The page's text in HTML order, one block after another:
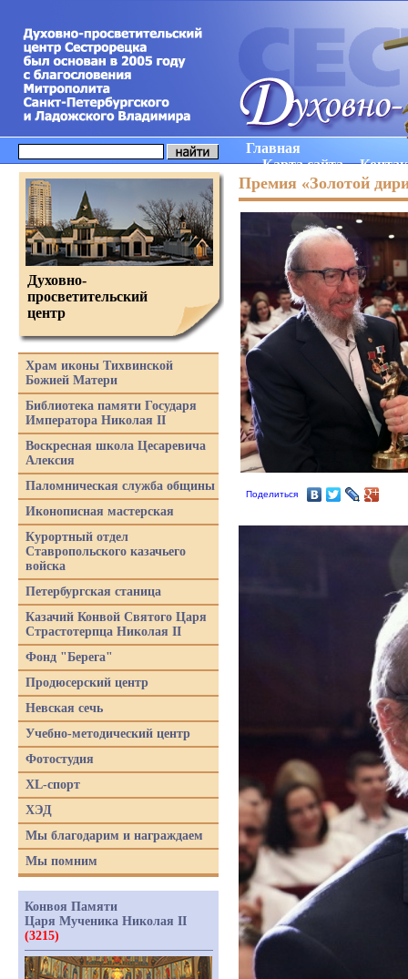
Главная
Карта сайта
Премия «Золотой
Поделиться
Духовно-
просветительский
центр
Храм иконы Тихвинской
Божией Матери
Библиотека памяти Государя
Императора Николая II
Воскресная школа Цесаревича
Алексия
Паломническая служба общины
Иконописная мастерская
Курортный отдел
Ставропольского казачьего
войска
Петербургская станица
Казачий Конвой Святого Царя
Страстотерпца Николая II
Фонд "Берега"
Продюсерский центр
Невская сечь
Учебно-методический центр
Фотостудия
XL-спорт
ХЭД
Мы благодарим и награждаем
Мы помним
Конвоя Памяти
Царя Мученика Николая II
(3215)